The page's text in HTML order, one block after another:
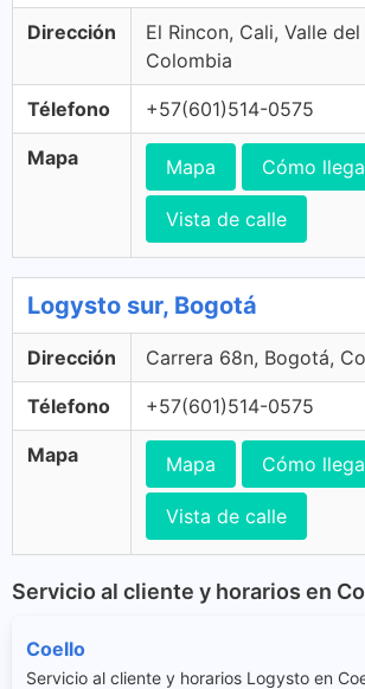
Dirección
El Rincon, Cali, Valle del
Colombia
Télefono +57(601)514-0575
Mapa Mapa Cómo
Vista de calle
Logysto sur, Bogotá
Dirección Carrera 68n, Bogotá,
Télefono +57(601)514-0575
Mapa Mapa Cómo
Vista de calle
Servicio al cliente y horarios en
Coello
Servicio al cliente y horarios Logysto en